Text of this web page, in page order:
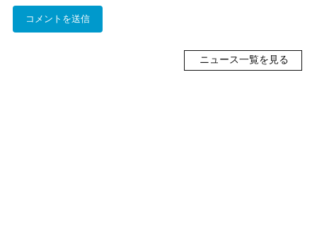
ニュース一覧を見る